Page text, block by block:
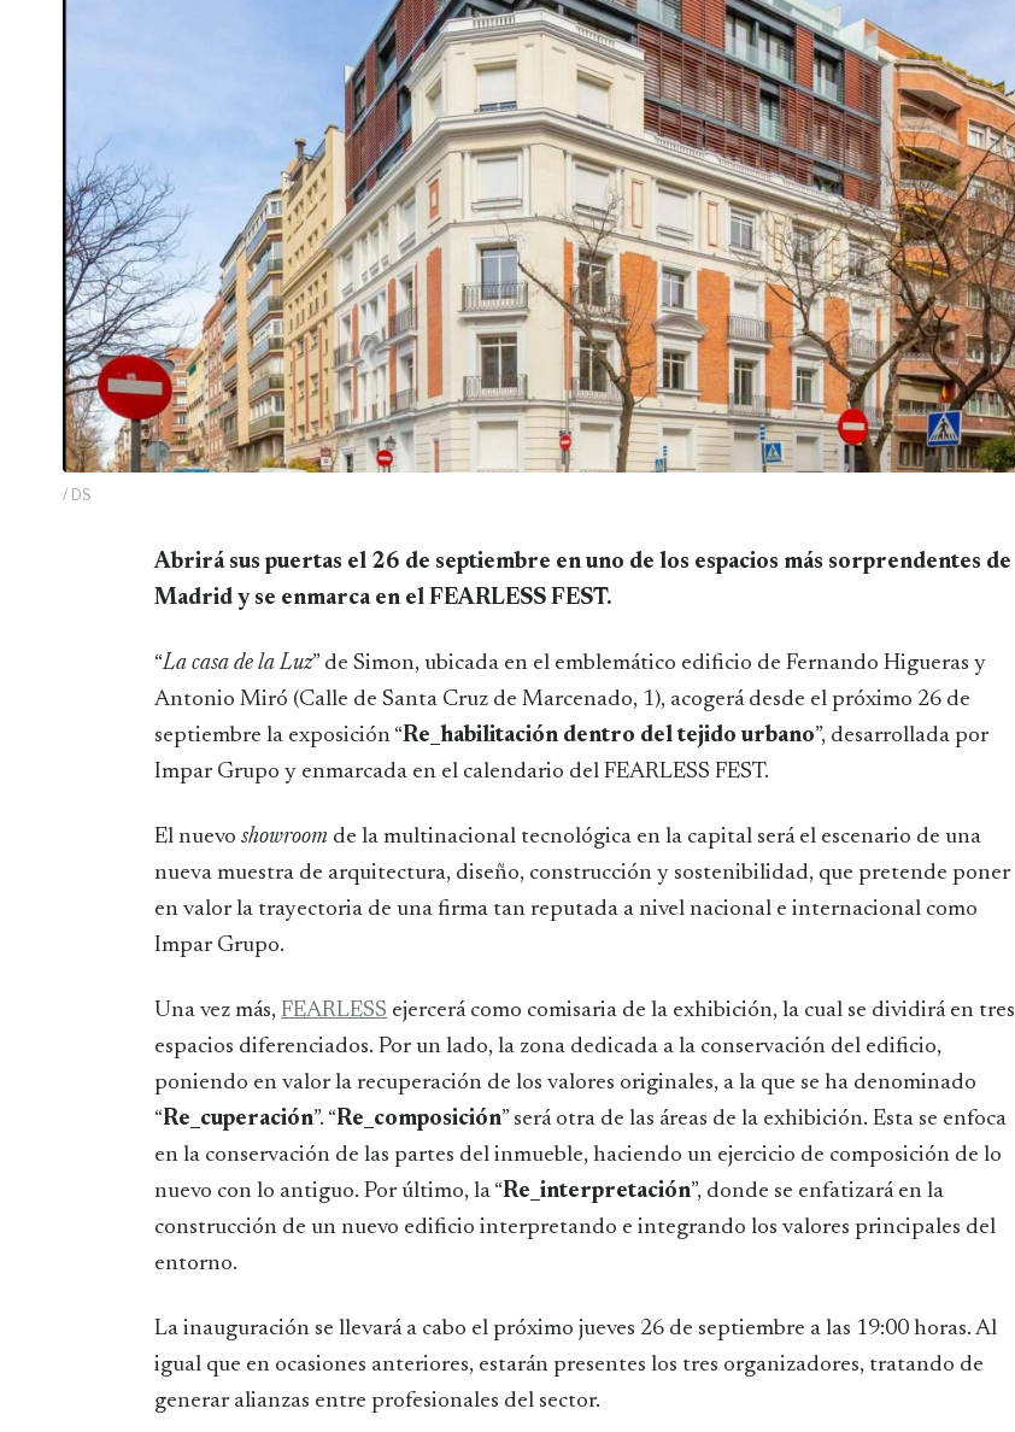
/ DS
Abrirá sus puertas el 26 de septiembre en uno de los espacios más sorprendentes de
Madrid y se enmarca en el FEARLESS FEST.
“La casa de la Luz” de Simon, ubicada en el emblemático edificio de Fernando Higueras y
Antonio Miró (Calle de Santa Cruz de Marcenado, 1), acogerá desde el próximo 26 de
septiembre la exposición “Re_habilitación dentro del tejido urbano”, desarrollada por
Impar Grupo y enmarcada en el calendario del FEARLESS FEST.
El nuevo showroom de la multinacional tecnológica en la capital será el escenario de una
nueva muestra de arquitectura, diseño, construcción y sostenibilidad, que pretende poner
en valor la trayectoria de una firma tan reputada a nivel nacional e internacional como
Impar Grupo.
Una vez más, FEARLESS ejercerá como comisaria de la exhibición, la cual se dividirá en tres
espacios diferenciados. Por un lado, la zona dedicada a la conservación del edificio,
poniendo en valor la recuperación de los valores originales, a la que se ha denominado
“Re_cuperación”. “Re_composición” será otra de las áreas de la exhibición. Esta se enfoca
en la conservación de las partes del inmueble, haciendo un ejercicio de composición de lo
nuevo con lo antiguo. Por último, la “Re_interpretación”, donde se enfatizará en la
construcción de un nuevo edificio interpretando e integrando los valores principales del
entorno.
La inauguración se llevará a cabo el próximo jueves 26 de septiembre a las 19:00 horas. Al
igual que en ocasiones anteriores, estarán presentes los tres organizadores, tratando de
generar alianzas entre profesionales del sector.